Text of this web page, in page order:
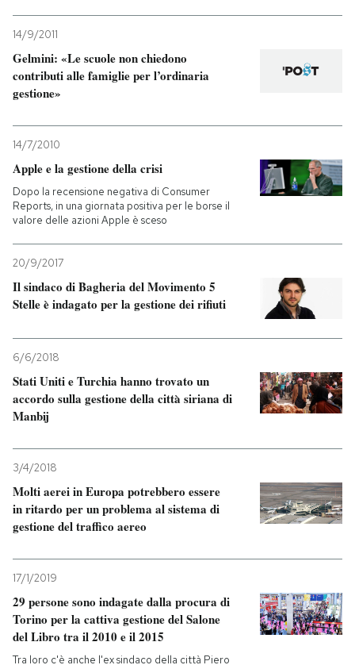
14/9/2011
Gelmini: «Le scuole non chiedono
contributi alle famiglie per l’ordinaria
gestione»
14/7/2010
Apple e la gestione della crisi
Dopo la recensione negativa di Consumer
Reports, in una giornata positiva per le borse il
valore delle azioni Apple è sceso
20/9/2017
Il sindaco di Bagheria del Movimento 5
Stelle è indagato per la gestione dei rifiuti
6/6/2018
Stati Uniti e Turchia hanno trovato un
accordo sulla gestione della città siriana di
Manbij
3/4/2018
Molti aerei in Europa potrebbero essere
in ritardo per un problema al sistema di
gestione del traffico aereo
17/1/2019
29 persone sono indagate dalla procura di
Torino per la cattiva gestione del Salone
del Libro tra il 2010 e il 2015
Tra loro c'è anche l'ex sindaco della città Piero